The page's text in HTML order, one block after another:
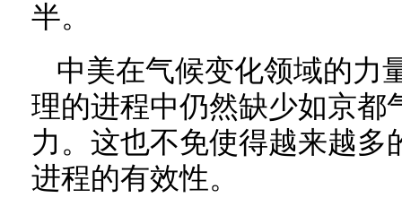
半。
中美在气候变化领域的力
理的进程中仍然缺少如京都
力。这也不免使得越来越多
进程的有效性。